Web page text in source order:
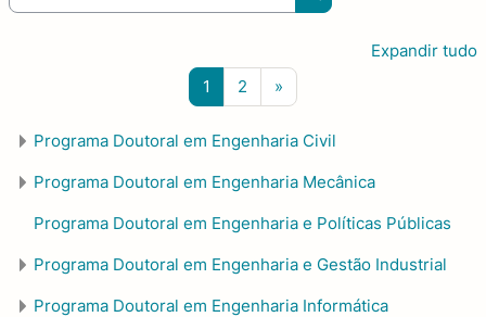
Procurar unidades
Expandir tudo
1 Página 1
2 Página 2
»
Programa Doutoral em Engenharia Civil
Programa Doutoral em Engenharia Mecânica
Programa Doutoral em Engenharia e Políticas Públicas
Programa Doutoral em Engenharia e Gestão Industrial
Programa Doutoral em Engenharia Informática